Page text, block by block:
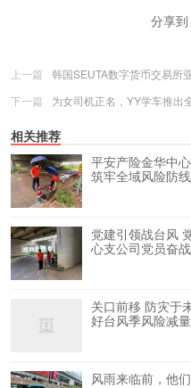
分享到
上一篇
韩国SEUTA数字货币交易所
下一篇
为女司机正名，YY学车推出
相关推荐
平安产险金华中
筑牢全域风险防线
党建引领战台风
心支公司党员奋
关口前移 防灾于
好台风季风险减
风雨来临前，他